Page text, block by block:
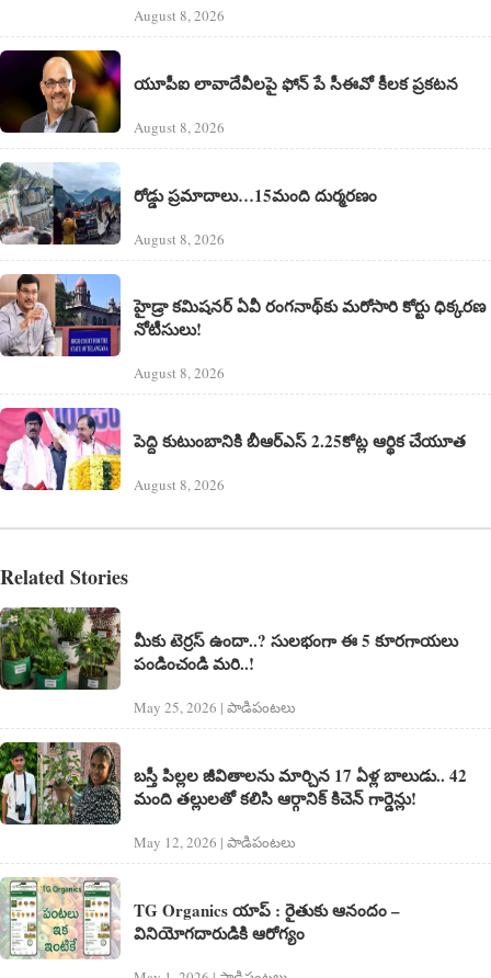
August 8, 2026
యూపీఐ లావాదేవీలపై ఫోన్ పే సీఈవో కీలక ప్రకటన
August 8, 2026
రోడ్డు ప్రమాదాలు…15మంది దుర్మరణం
August 8, 2026
హైడ్రా కమిషనర్ ఏవీ రంగనాథ్‌కు మరోసారి కోర్టు ధిక్కరణ
నోటీసులు!
August 8, 2026
పెద్ది కుటుంబానికి బీఆర్ఎస్ 2.25కోట్ల ఆర్థిక చేయూత
August 8, 2026
Related Stories
మీకు టెర్ర‌స్ ఉందా..? సుల‌భంగా ఈ 5 కూర‌గాయ‌లు
పండించండి మ‌రి..!
May 25, 2026 | పాడిపంటలు
బస్తీ పిల్లల జీవితాలను మార్చిన 17 ఏళ్ల బాలుడు.. 42
మంది తల్లులతో కలిసి ఆర్గానిక్ కిచెన్ గార్డెన్లు!
May 12, 2026 | పాడిపంటలు
TG Organics యాప్ : రైతుకు ఆనందం –
వినియోగదారుడికి ఆరోగ్యం